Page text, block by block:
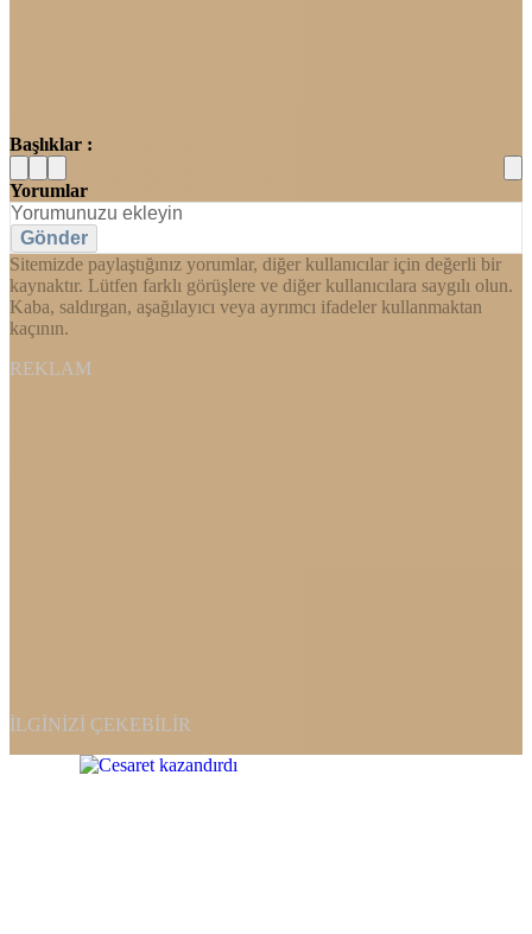
Başlıklar :
Yorumlar
Gönder
Sitemizde paylaştığınız yorumlar, diğer kullanıcılar için değerli bir
kaynaktır. Lütfen farklı görüşlere ve diğer kullanıcılara saygılı olun.
Kaba, saldırgan, aşağılayıcı veya ayrımcı ifadeler kullanmaktan
kaçının.
REKLAM
İLGINIZI ÇEKEBILIR